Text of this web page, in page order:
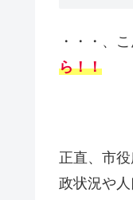
・・・、
ら！！
正直、市
政状況や